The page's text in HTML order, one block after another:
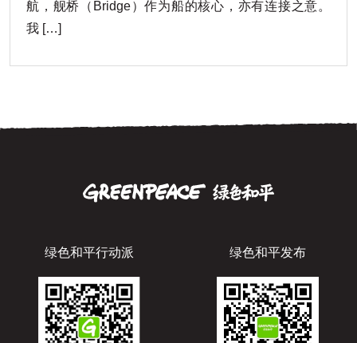
航，舰桥（Bridge）作为船的核心，亦有连接之意。
我 […]
绿色和平行动派 绿色和平发布